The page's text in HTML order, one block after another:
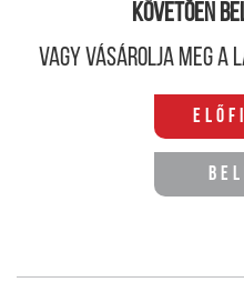
követően
Vagy vásárolja meg a